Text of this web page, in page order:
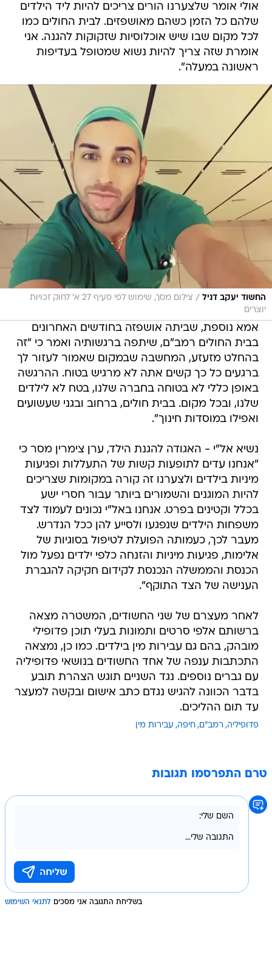
אולי אומר שלצערנו הורים צריכים להיות ליד הילדים
שלהם כל הזמן כשהם מאושפזים. לבית החולים כמו
לכל מקום שבו שיש אוכלוסיות שזקוקות להגנה. אני
אומרת שזה צריך להיות נשוא שמטופל בעדיפות
ראשונה במעלה".
החשוד יעקב דניל /
צילום מסך, שימוש לפי סעיף 27 א' לחוק זכויות
יוצרים
אמא נוספת, שביתה אושפזה בחודשים האחרונים
בבית החולים רמב"ם, שיתפה ברגשותיה ואמר כי "זה
בהחלט מזעזע, המחשבה שבמקום שאמור לעזור לך
ברגעים כל כך קשים אתה לא מרגיש בטוח. ההרגשה
באופן כללי לא בטוחה בחברה שלנו, בטח לא לילדים
שלנו, ובכל מקום. בבית חולים, ברחוב ובגני שעשועים
ואפילו במוסדות חינוך".
נשיא אל"י - האגודה להגנת הילד, ערן צימרין מסר כי
"אנחנו עדים לתופעות קשות של התעללות ופגיעות
מיניות בילדים ולצערנו זה קורה במקומות שצריכים
להיות המוגנים והשמורים ביותר עבור חסרי ישע
בכלל וקטינים בפרט. אנחנו באל"י נכונים לעמוד לצד
משפחות הילדים שנפגעו ולסייע להן ככל הנדרש.
מעבר לכך, כעמותה הפועלת לטיפול בסוגיות של
אלימות, פגיעות מיניות והזנחה כלפי ילדים נפעל מול
הכנסת והממשלה הנכנסת לקידום חקיקה להגברת
הענישה של הצד התוקף".
לאחר מעצרם של שני החשודים, המשטרה מצאה
ברשותם אלפי סרטים ותמונות בעלי תוכן פדופילי
מובהק, בהם גם עבירות מין בילדים. כמו כן, נמצאה
התכתבות ענפה של אחד החשודים בנושאי פדופיליה
עם גברים נוספים. נגד השניים תוגש הצהרת תובע
בדבר הכוונה להגיש נגדם כתב אישום ובקשה למעצר
עד תום ההליכים.
פדופיליה רמב"ם חיפה עבירות מין
טרם התפרסמו תגובות
בשליחת התגובה אני מסכים לתנאי השימוש